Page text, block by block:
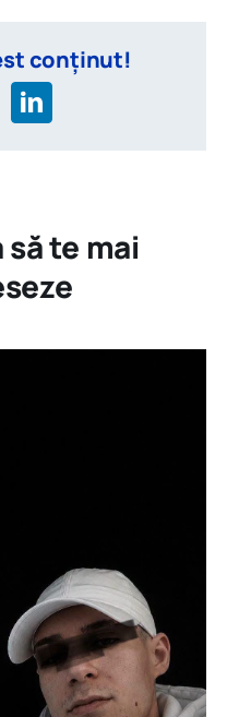
conținut!
te mai